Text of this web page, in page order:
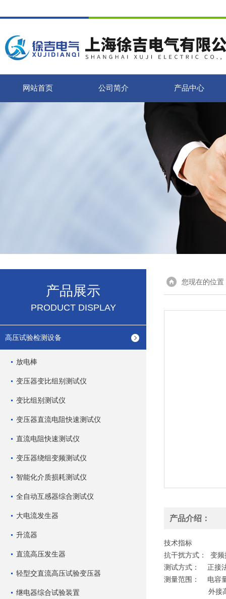
网站首页 公司简介 产品中心
产品展示
PRODUCT DISPLAY
高压试验检测设备
放电棒
变压器变比组别测试仪
变比组别测试仪
变压器直流电阻快速测试仪
直流电阻快速测试仪
变压器绕组变频测试仪
智能化介质损耗测试仪
全自动互感器综合测试仪
大电流发生器
升流器
直流高压发生器
轻型交直流高压试验变压器
继电器综合试验装置
您现在的位置
产品介绍：
技术指标
抗干扰方式： 变频
测试方式： 正接
测量范围： 电容
外接高压: